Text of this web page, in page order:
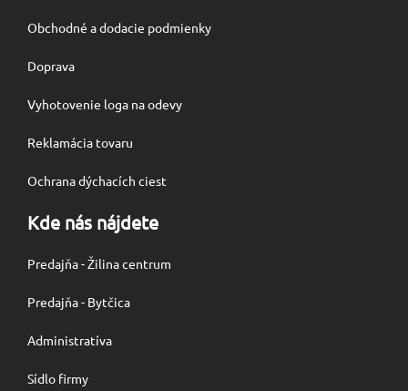
Obchodné a dodacie podmienky
Doprava
Vyhotovenie loga na odevy
Reklamácia tovaru
Ochrana dýchacích ciest
Kde nás nájdete
Predajňa - Žilina centrum
Predajňa - Bytčica
Administratíva
Sídlo firmy